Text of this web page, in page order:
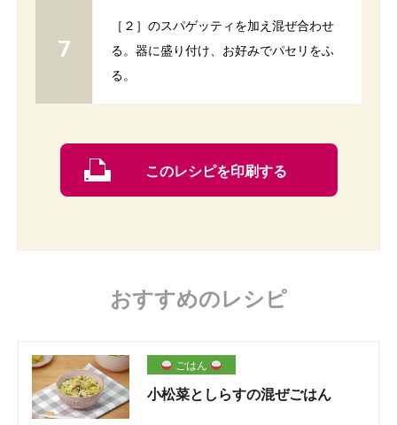
［２］のスパゲッティを加え混ぜ合わせ
る。器に盛り付け、お好みでパセリをふ
る。
このレシピを印刷する
おすすめのレシピ
ごはん
小松菜としらすの混ぜごはん